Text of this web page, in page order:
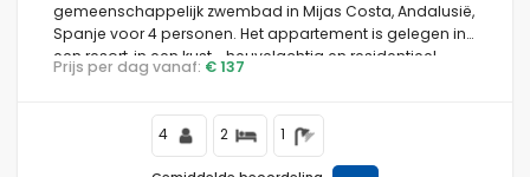
gemeenschappelijk zwembad in Mijas Costa, Andalusië,
Spanje voor 4 personen. Het appartement is gelegen in
een resort, in een kust-, heuvelachtig en residentieel
gebied, dichtbij een golfbaan, 3 km van het strand Playa
Prijs per dag vanaf: € 137
4 2 1